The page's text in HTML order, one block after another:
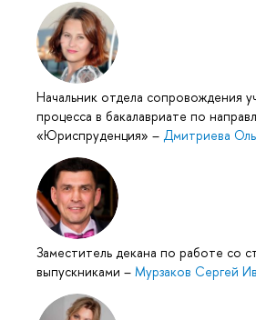
Начальник отдела сопровождения
процесса в бакалавриате по
«Юриспруденция» – Дмитриева
Заместитель декана по работе со
выпускниками – Мурзаков Сергей